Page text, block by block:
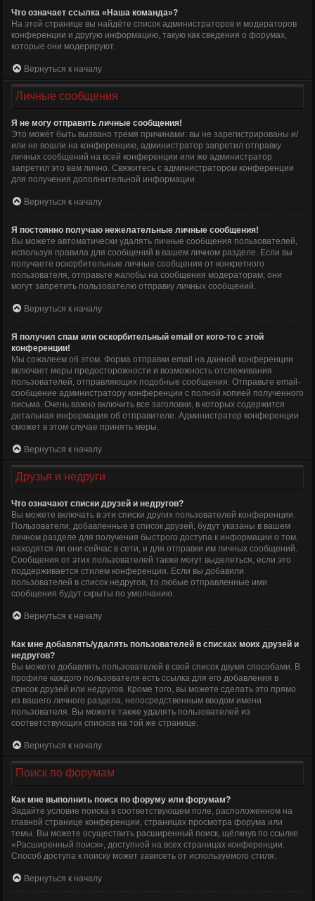
Что означает ссылка «Наша команда»?
На этой странице вы найдёте список администраторов и модераторов
конференции и другую информацию, такую как сведения о форумах,
которые они модерируют.
Вернуться к началу
Личные сообщения
Я не могу отправить личные сообщения!
Это может быть вызвано тремя причинами: вы не зарегистрированы и/
или не вошли на конференцию, администратор запретил отправку
личных сообщений на всей конференции или же администратор
запретил это вам лично. Свяжитесь с администратором конференции
для получения дополнительной информации.
Вернуться к началу
Я постоянно получаю нежелательные личные сообщения!
Вы можете автоматически удалять личные сообщения пользователей,
используя правила для сообщений в вашем личном разделе. Если вы
получаете оскорбительные личные сообщения от конкретного
пользователя, отправьте жалобы на сообщения модераторам; они
могут запретить пользователю отправку личных сообщений.
Вернуться к началу
Я получил спам или оскорбительный email от кого-то с этой
конференции!
Мы сожалеем об этом. Форма отправки email на данной конференции
включает меры предосторожности и возможность отслеживания
пользователей, отправляющих подобные сообщения. Отправьте email-
сообщение администратору конференции с полной копией полученного
письма. Очень важно включить все заголовки, в которых содержится
детальная информация об отправителе. Администратор конференции
сможет в этом случае принять меры.
Вернуться к началу
Друзья и недруги
Что означают списки друзей и недругов?
Вы можете включать в эти списки других пользователей конференции.
Пользователи, добавленные в список друзей, будут указаны в вашем
личном разделе для получения быстрого доступа к информации о том,
находятся ли они сейчас в сети, и для отправки им личных сообщений.
Сообщения от этих пользователей также могут выделяться, если это
поддерживается стилем конференции. Если вы добавили
пользователей в список недругов, то любые отправленные ими
сообщения будут скрыты по умолчанию.
Вернуться к началу
Как мне добавлять/удалять пользователей в списках моих друзей и
недругов?
Вы можете добавлять пользователей в свой список двумя способами. В
профиле каждого пользователя есть ссылка для его добавления в
список друзей или недругов. Кроме того, вы можете сделать это прямо
из вашего личного раздела, непосредственным вводом имени
пользователя. Вы можете также удалять пользователей из
соответствующих списков на той же странице.
Вернуться к началу
Поиск по форумам
Как мне выполнить поиск по форуму или форумам?
Задайте условие поиска в соответствующем поле, расположенном на
главной странице конференции, страницах просмотра форума или
темы. Вы можете осуществить расширенный поиск, щёлкнув по ссылке
«Расширенный поиск», доступной на всех страницах конференции.
Способ доступа к поиску может зависеть от используемого стиля.
Вернуться к началу